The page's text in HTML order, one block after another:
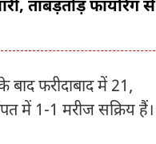
ताबड़तोड़ फायरिंग से
फरीदाबाद में 21,
में 1-1 मरीज सक्रिय हैं।